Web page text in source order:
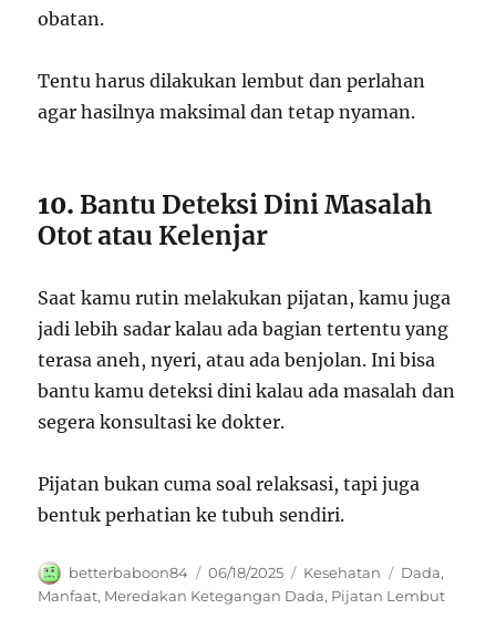
obatan.
Tentu harus dilakukan lembut dan perlahan
agar hasilnya maksimal dan tetap nyaman.
10. Bantu Deteksi Dini Masalah
Otot atau Kelenjar
Saat kamu rutin melakukan pijatan, kamu juga
jadi lebih sadar kalau ada bagian tertentu yang
terasa aneh, nyeri, atau ada benjolan. Ini bisa
bantu kamu deteksi dini kalau ada masalah dan
segera konsultasi ke dokter.
Pijatan bukan cuma soal relaksasi, tapi juga
bentuk perhatian ke tubuh sendiri.
Author
betterbaboon84
Posted
on
06/18/2025 Categories
Kesehatan Tags
Dada,
Manfaat, Meredakan Ketegangan Dada, Pijatan Lembut